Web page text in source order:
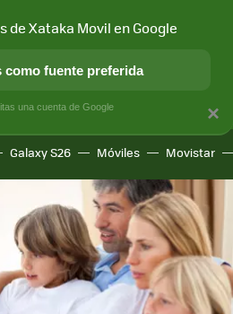
SOCIEDAD APLICACIONES
Galaxy S26 Móviles Movistar
×
de Xataka Movil en Google
como fuente preferida
una cuenta de Google